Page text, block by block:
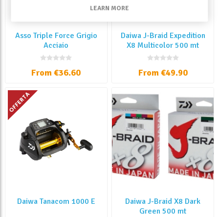
Asso Triple Force Grigio
Acciaio
From €36.60
Daiwa J-Braid Expedition
X8 Multicolor 500 mt
From €49.90
Daiwa Tanacom 1000 E
Daiwa J-Braid X8 Dark
Green 500 mt
LEARN MORE